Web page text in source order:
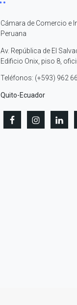
Cámara de Comercio e
Peruana
Av. República de El
Edificio Onix, piso 8,
Teléfonos: (+593) 962
Quito-Ecuador